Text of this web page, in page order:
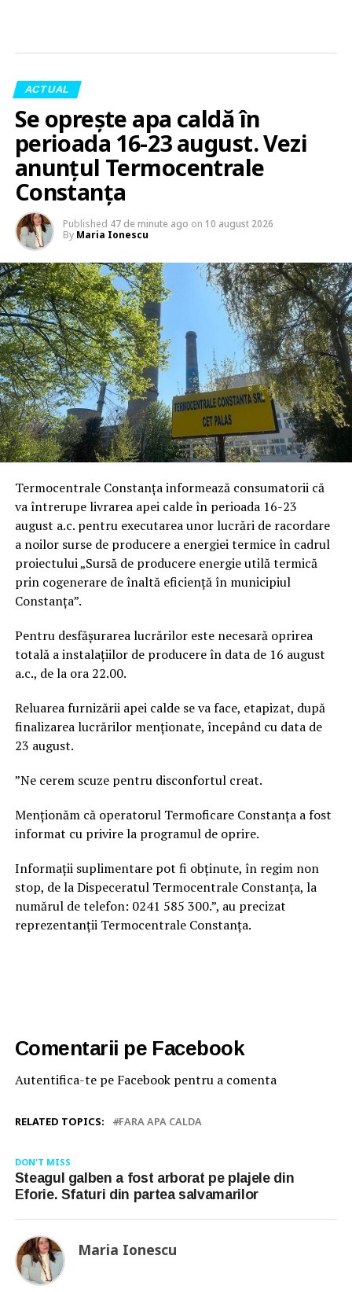
ACTUAL
Se oprește apa caldă în
perioada 16-23 august. Vezi
anunțul Termocentrale
Constanța
Published 47 de minute ago on 10 august 2026
By Maria Ionescu
Termocentrale Constanța informează consumatorii că
va întrerupe livrarea apei calde în perioada 16-23
august a.c. pentru executarea unor lucrări de racordare
a noilor surse de producere a energiei termice în cadrul
proiectului „Sursă de producere energie utilă termică
prin cogenerare de înaltă eficiență în municipiul
Constanța”.
Pentru desfășurarea lucrărilor este necesară oprirea
totală a instalațiilor de producere în data de 16 august
a.c., de la ora 22.00.
Reluarea furnizării apei calde se va face, etapizat, după
finalizarea lucrărilor menționate, începând cu data de
23 august.
”Ne cerem scuze pentru disconfortul creat.
Menționăm că operatorul Termoficare Constanța a fost
informat cu privire la programul de oprire.
Informații suplimentare pot fi obținute, în regim non
stop, de la Dispeceratul Termocentrale Constanța, la
numărul de telefon: 0241 585 300.”, au precizat
reprezentanții Termocentrale Constanța.
Comentarii pe Facebook
Autentifica-te pe Facebook pentru a comenta
RELATED TOPICS: FARA APA CALDA
DON'T MISS
Steagul galben a fost arborat pe plajele din
Eforie. Sfaturi din partea salvamarilor
Maria Ionescu